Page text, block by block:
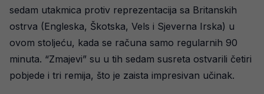
sedam utakmica protiv reprezentacija sa Britanskih
ostrva (Engleska, Škotska, Vels i Sjeverna Irska) u
ovom stoljeću, kada se računa samo regularnih 90
minuta. “Zmajevi” su u tih sedam susreta ostvarili četiri
pobjede i tri remija, što je zaista impresivan učinak.